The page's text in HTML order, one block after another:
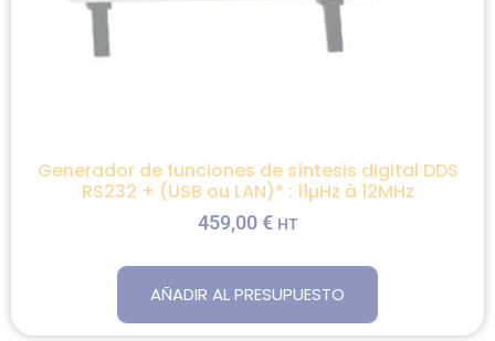
Generador de funciones de síntesis digital DDS
RS232 + (USB ou LAN)* : 11µHz à 12MHz
459,00 € HT
AÑADIR AL PRESUPUESTO